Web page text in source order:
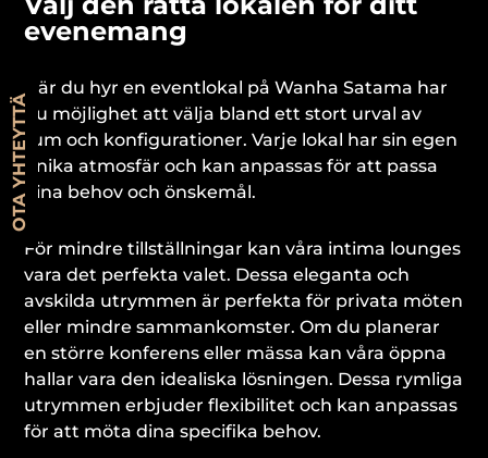
evenemang
När du hyr en eventlokal på Wanha Satama har
du möjlighet att välja bland ett stort urval av
rum och konfigurationer. Varje lokal har sin egen
unika atmosfär och kan anpassas för att passa
dina behov och önskemål.
För mindre tillställningar kan våra intima lounges
vara det perfekta valet. Dessa eleganta och
avskilda utrymmen är perfekta för privata möten
eller mindre sammankomster. Om du planerar
en större konferens eller mässa kan våra öppna
hallar vara den idealiska lösningen. Dessa rymliga
utrymmen erbjuder flexibilitet och kan anpassas
för att möta dina specifika behov.
OTA YHTEYTTÄ